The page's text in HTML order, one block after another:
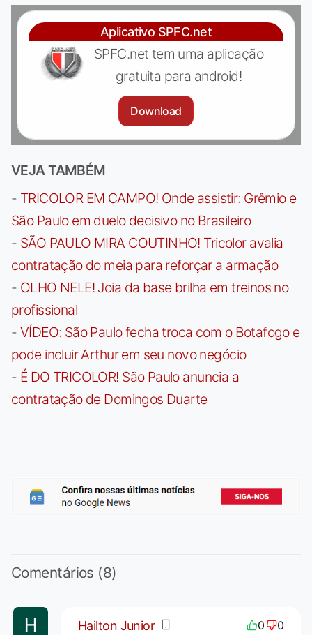
Aplicativo SPFC.net
SPFC.net tem uma aplicação
gratuita para android!
Download
VEJA TAMBÉM
- TRICOLOR EM CAMPO! Onde assistir: Grêmio e
São Paulo em duelo decisivo no Brasileiro
- SÃO PAULO MIRA COUTINHO! Tricolor avalia
contratação do meia para reforçar a armação
- OLHO NELE! Joia da base brilha em treinos no
profissional
- VÍDEO: São Paulo fecha troca com o Botafogo e
pode incluir Arthur em seu novo negócio
- É DO TRICOLOR! São Paulo anuncia a
contratação de Domingos Duarte
Comentários (8)
Hailton Junior 0 0